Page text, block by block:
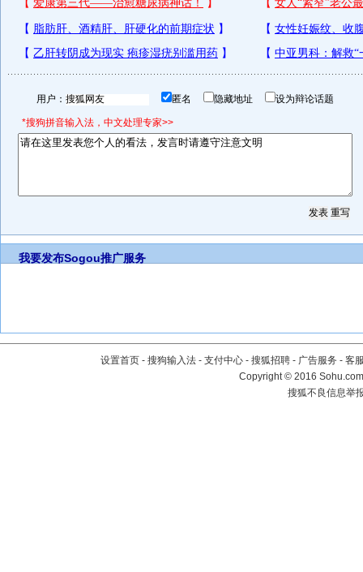
用户： 匿名 隐藏地址 设为辩论话题
*搜狗拼音输入法，中文处理专家>>
我要发布Sogou推广服务
设置首页 - 搜狗输入法 - 支付中心 - 搜狐招聘 - 广告服务 - 客
Copyright©2016
搜狐不良信息举